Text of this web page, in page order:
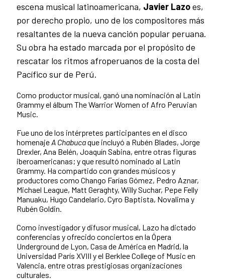
escena musical latinoamericana, Javier Lazoes,
por derecho propio, uno de los compositores más
resaltantes de la nueva canción popular peruana.
Su obra ha estado marcada por el propósito de
rescatar los ritmos afroperuanos de la costa del
Pacífico sur de Perú.
Como productor musical, ganó una nominación al Latin
Grammy el álbum The Warrior Women of Afro Peruvian
Music.
Fue uno de los intérpretes participantes en el disco
homenaje A Chabucaque incluyó a Rubén Blades, Jorge
Drexler, Ana Belén, Joaquín Sabina, entre otras figuras
iberoamericanas; y que resultó nominado al Latin
Grammy. Ha compartido con grandes músicos y
productores como Chango Farías Gómez, Pedro Aznar,
Michael League, Matt Geraghty, Willy Suchar, Pepe Felly
Manuaku, Hugo Candelario, Cyro Baptista, Novalima y
Rubén Goldin.
Como investigador y difusor musical, Lazo ha dictado
conferencias y ofrecido conciertos en la Ópera
Underground de Lyon, Casa de América en Madrid, la
Universidad París XVIII y el Berklee College of Music en
Valencia, entre otras prestigiosas organizaciones
culturales.